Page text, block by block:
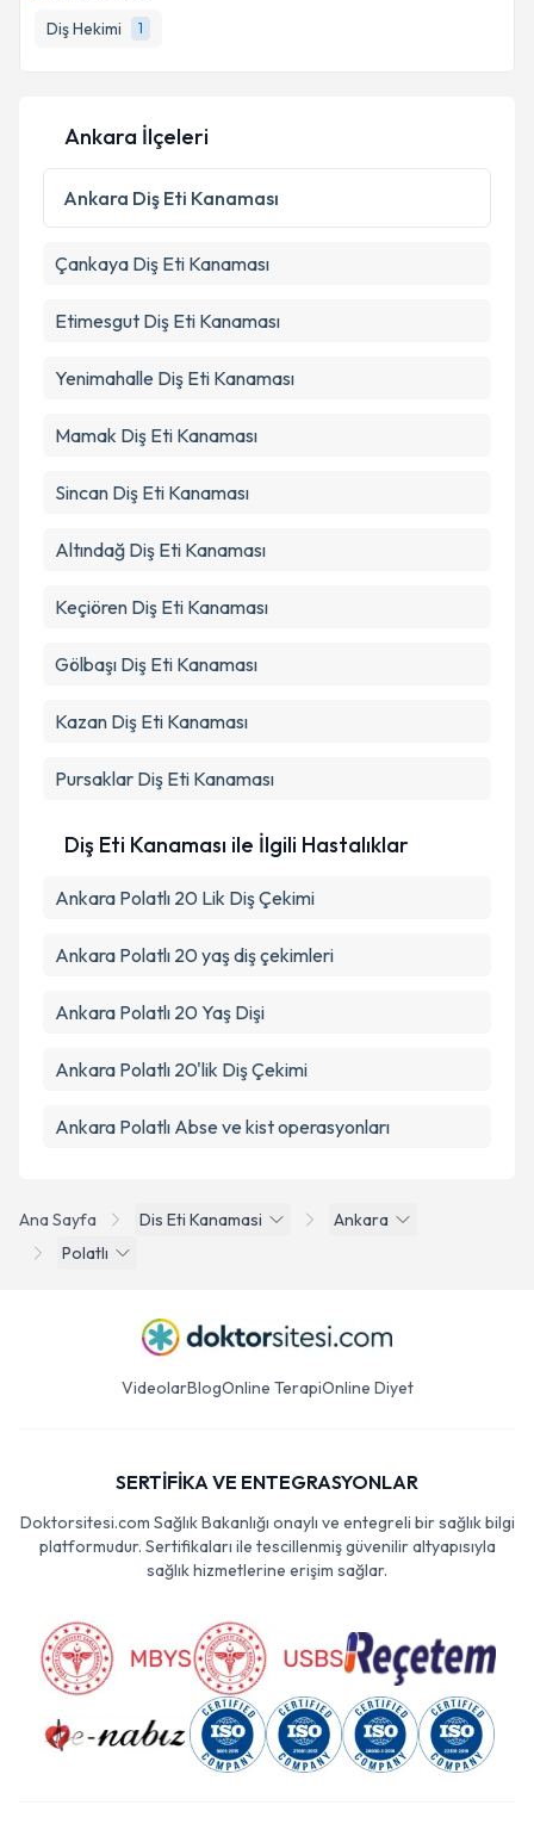
Diş Hekimi
1
Ana Sayfa Dis Eti Kanamasi
Ankara
Polatlı
Ankara İlçeleri
Ankara Diş Eti Kanaması
Çankaya Diş Eti Kanaması
Etimesgut Diş Eti Kanaması
Yenimahalle Diş Eti Kanaması
Mamak Diş Eti Kanaması
Sincan Diş Eti Kanaması
Altındağ Diş Eti Kanaması
Keçiören Diş Eti Kanaması
Gölbaşı Diş Eti Kanaması
Kazan Diş Eti Kanaması
Pursaklar Diş Eti Kanaması
Diş Eti Kanaması ile İlgili Hastalıklar
Ankara Polatlı 20 Lik Diş Çekimi
Ankara Polatlı 20 yaş diş çekimleri
Ankara Polatlı 20 Yaş Dişi
Ankara Polatlı 20'lik Diş Çekimi
Ankara Polatlı Abse ve kist operasyonları
VideolarBlogOnline TerapiOnline Diyet
SERTİFİKA VE ENTEGRASYONLAR
Doktorsitesi.com Sağlık Bakanlığı onaylı ve entegreli bir sağlık bilgi
platformudur. Sertifikaları ile tescillenmiş güvenilir altyapısıyla
sağlık hizmetlerine erişim sağlar.